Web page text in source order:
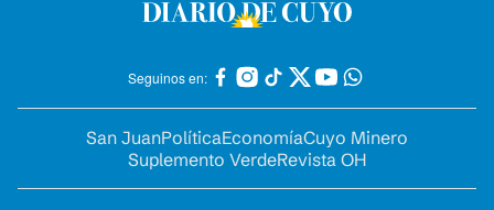
Seguinos en:
San JuanPolíticaEconomíaCuyo Minero
Suplemento VerdeRevista OH